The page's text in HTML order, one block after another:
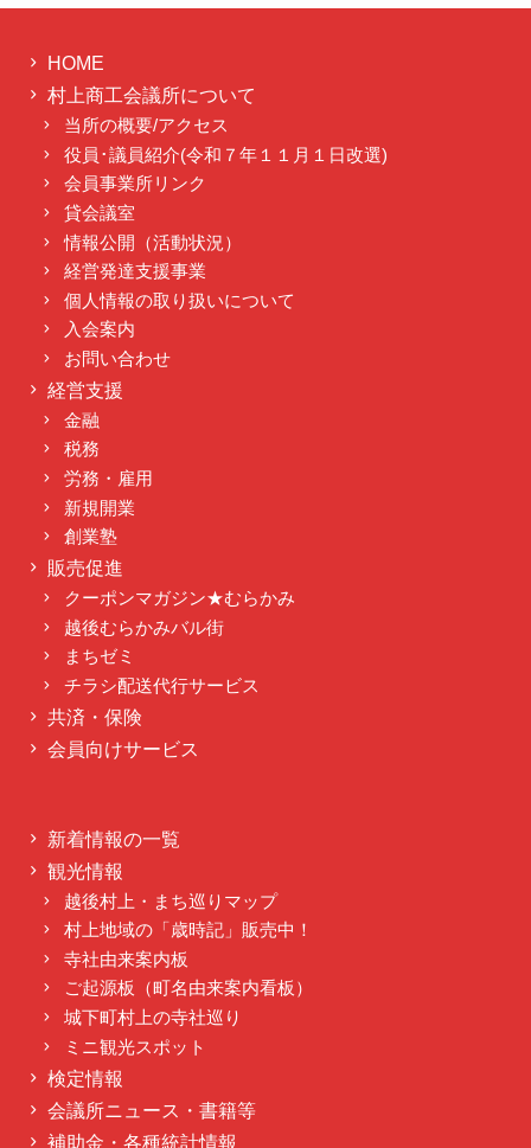
HOME
村上商工会議所について
当所の概要/アクセス
役員･議員紹介(令和７年１１月１日改選)
会員事業所リンク
貸会議室
情報公開（活動状況）
経営発達支援事業
個人情報の取り扱いについて
入会案内
お問い合わせ
経営支援
金融
税務
労務・雇用
新規開業
創業塾
販売促進
クーポンマガジン★むらかみ
越後むらかみバル街
まちゼミ
チラシ配送代行サービス
共済・保険
会員向けサービス
新着情報の一覧
観光情報
越後村上・まち巡りマップ
村上地域の「歳時記」販売中！
寺社由来案内板
ご起源板（町名由来案内看板）
城下町村上の寺社巡り
ミニ観光スポット
検定情報
会議所ニュース・書籍等
補助金・各種統計情報